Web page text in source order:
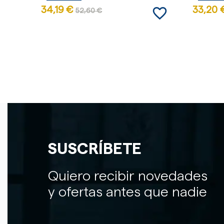
34,19 € 52,60 € favorite_border 33,20
SUSCRÍBETE
Quiero recibir novedades
y ofertas antes que nadie